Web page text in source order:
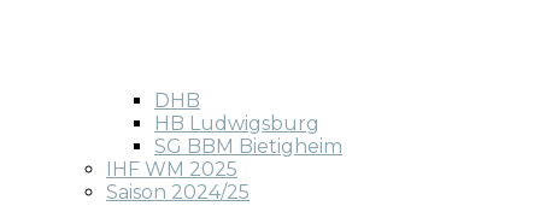
DHB
HB Ludwigsburg
SG BBM Bietigheim
IHF WM 2025
Saison 2024/25